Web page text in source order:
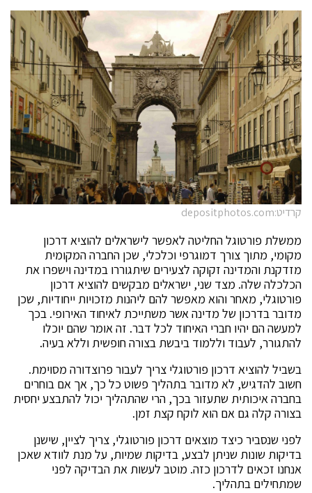
קרדיט:depositphotos.com
ממשלת פורטוגל החליטה לאפשר לישראלים להוציא דרכון
מקומי, מתוך צורך דמוגרפי וכלכלי, שכן החברה המקומית
מזדקנת והמדינה זקוקה לצעירים שיתגוררו במדינה וישפרו את
הכלכלה שלה. מצד שני, ישראלים מבקשים להוציא דרכון
פורטוגלי, מאחר והוא מאפשר להם ליהנות מזכויות ייחודיות, שכן
מדובר בדרכון של מדינה אשר משתייכת לאיחוד האירופי. בכך
למעשה הם יהיו חברי האיחוד לכל דבר. זה אומר שהם יוכלו
להתגורר, לעבוד וללמוד ביבשת בצורה חופשית וללא בעיה.
בשביל להוציא דרכון פורטוגלי צריך לעבור פרוצדורה מסוימת.
חשוב להדגיש, לא מדובר בתהליך פשוט כל כך, אך אם בוחרים
בחברה איכותית שתעזור בכך, הרי שהתהליך יכול להתבצע יחסית
בצורה קלה גם אם הוא לוקח קצת זמן.
לפני שנסביר כיצד מוצאים דרכון פורטוגלי, צריך לציין, שישנן
בדיקות שונות שניתן לבצע, בדיקות שמיות, על מנת לוודא שאכן
אנחנו זכאים לדרכון כזה. מוטב לעשות את הבדיקה לפני
שמתחילים בתהליך.